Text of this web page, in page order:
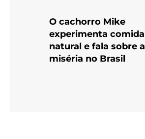
O cachorro Mike
experimenta comida
natural e fala sobre a
miséria no Brasil